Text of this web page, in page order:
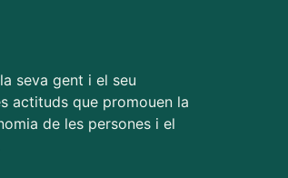
seva gent i el seu
actituds que promouen la
de les persones i el